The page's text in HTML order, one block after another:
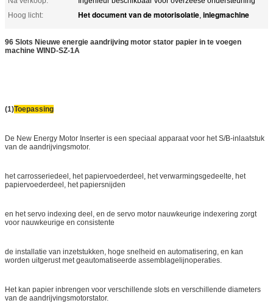
Hoog licht:
Het document van de motorisolatie, inlegmachine
96 Slots Nieuwe energie aandrijving motor stator papier in te voegen
machine WIND-SZ-1A
(1)Toepassing
De New Energy Motor Inserter is een speciaal apparaat voor het S/B-inlaatstuk
van de aandrijvingsmotor.
het carrosseriedeel, het papiervoederdeel, het verwarmingsgedeelte, het
papiervoederdeel, het papiersnijden
en het servo indexing deel, en de servo motor nauwkeurige indexering zorgt
voor nauwkeurige en consistente
de installatie van inzetstukken, hoge snelheid en automatisering, en kan
worden uitgerust met geautomatiseerde assemblagelijnoperaties.
Het kan papier inbrengen voor verschillende slots en verschillende diameters
van de aandrijvingsmotorstator.